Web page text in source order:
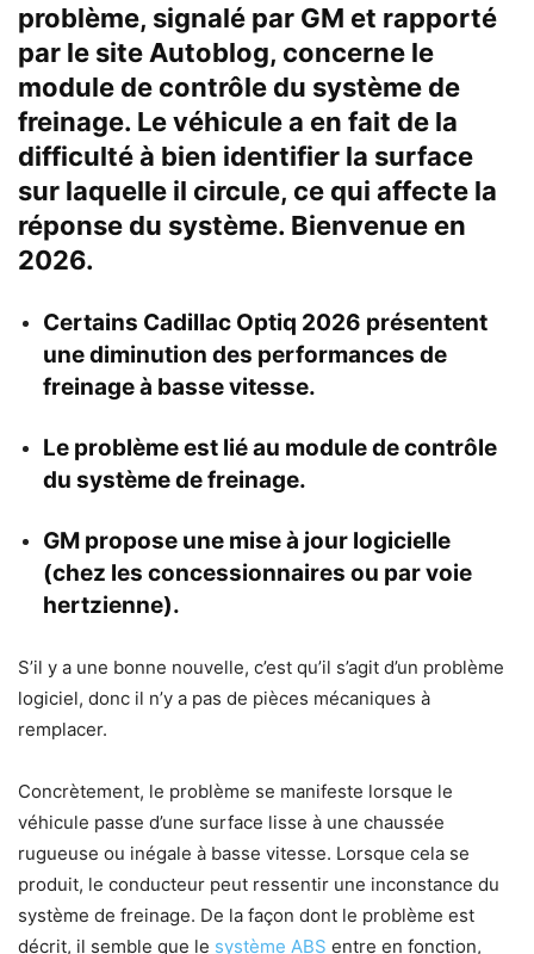
problème, signalé par GM et rapporté
par le site Autoblog, concerne le
module de contrôle du système de
freinage. Le véhicule a en fait de la
difficulté à bien identifier la surface
sur laquelle il circule, ce qui affecte la
réponse du système. Bienvenue en
2026.
Certains Cadillac Optiq 2026 présentent
une diminution des performances de
freinage à basse vitesse.
Le problème est lié au module de contrôle
du système de freinage.
GM propose une mise à jour logicielle
(chez les concessionnaires ou par voie
hertzienne).
S’il y a une bonne nouvelle, c’est qu’il s’agit d’un problème
logiciel, donc il n’y a pas de pièces mécaniques à
remplacer.
Concrètement, le problème se manifeste lorsque le
véhicule passe d’une surface lisse à une chaussée
rugueuse ou inégale à basse vitesse. Lorsque cela se
produit, le conducteur peut ressentir une inconstance du
système de freinage. De la façon dont le problème est
décrit, il semble que le système ABS entre en fonction,